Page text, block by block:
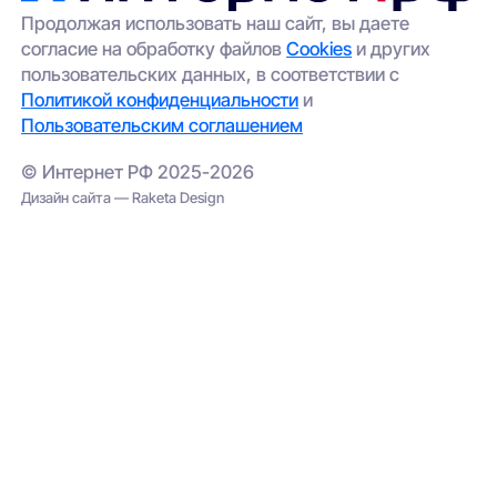
вопросы у техподдержки Дом.ру перед
подключением.
Продолжая использовать наш сайт, вы даете
согласие на обработку файловCookies и других
пользовательских данных, в соответствии с
Политикой конфиденциальности и
Пользовательским соглашением
© Интернет РФ 2025-2026
Дизайн сайта — Raketa Design